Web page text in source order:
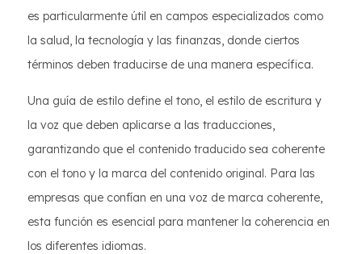
es particularmente útil en campos especializados como
la salud, la tecnología y las finanzas, donde ciertos
términos deben traducirse de una manera específica.
Una guía de estilo define el tono, el estilo de escritura y
la voz que deben aplicarse a las traducciones,
garantizando que el contenido traducido sea coherente
con el tono y la marca del contenido original. Para las
empresas que confían en una voz de marca coherente,
esta función es esencial para mantener la coherencia en
los diferentes idiomas.